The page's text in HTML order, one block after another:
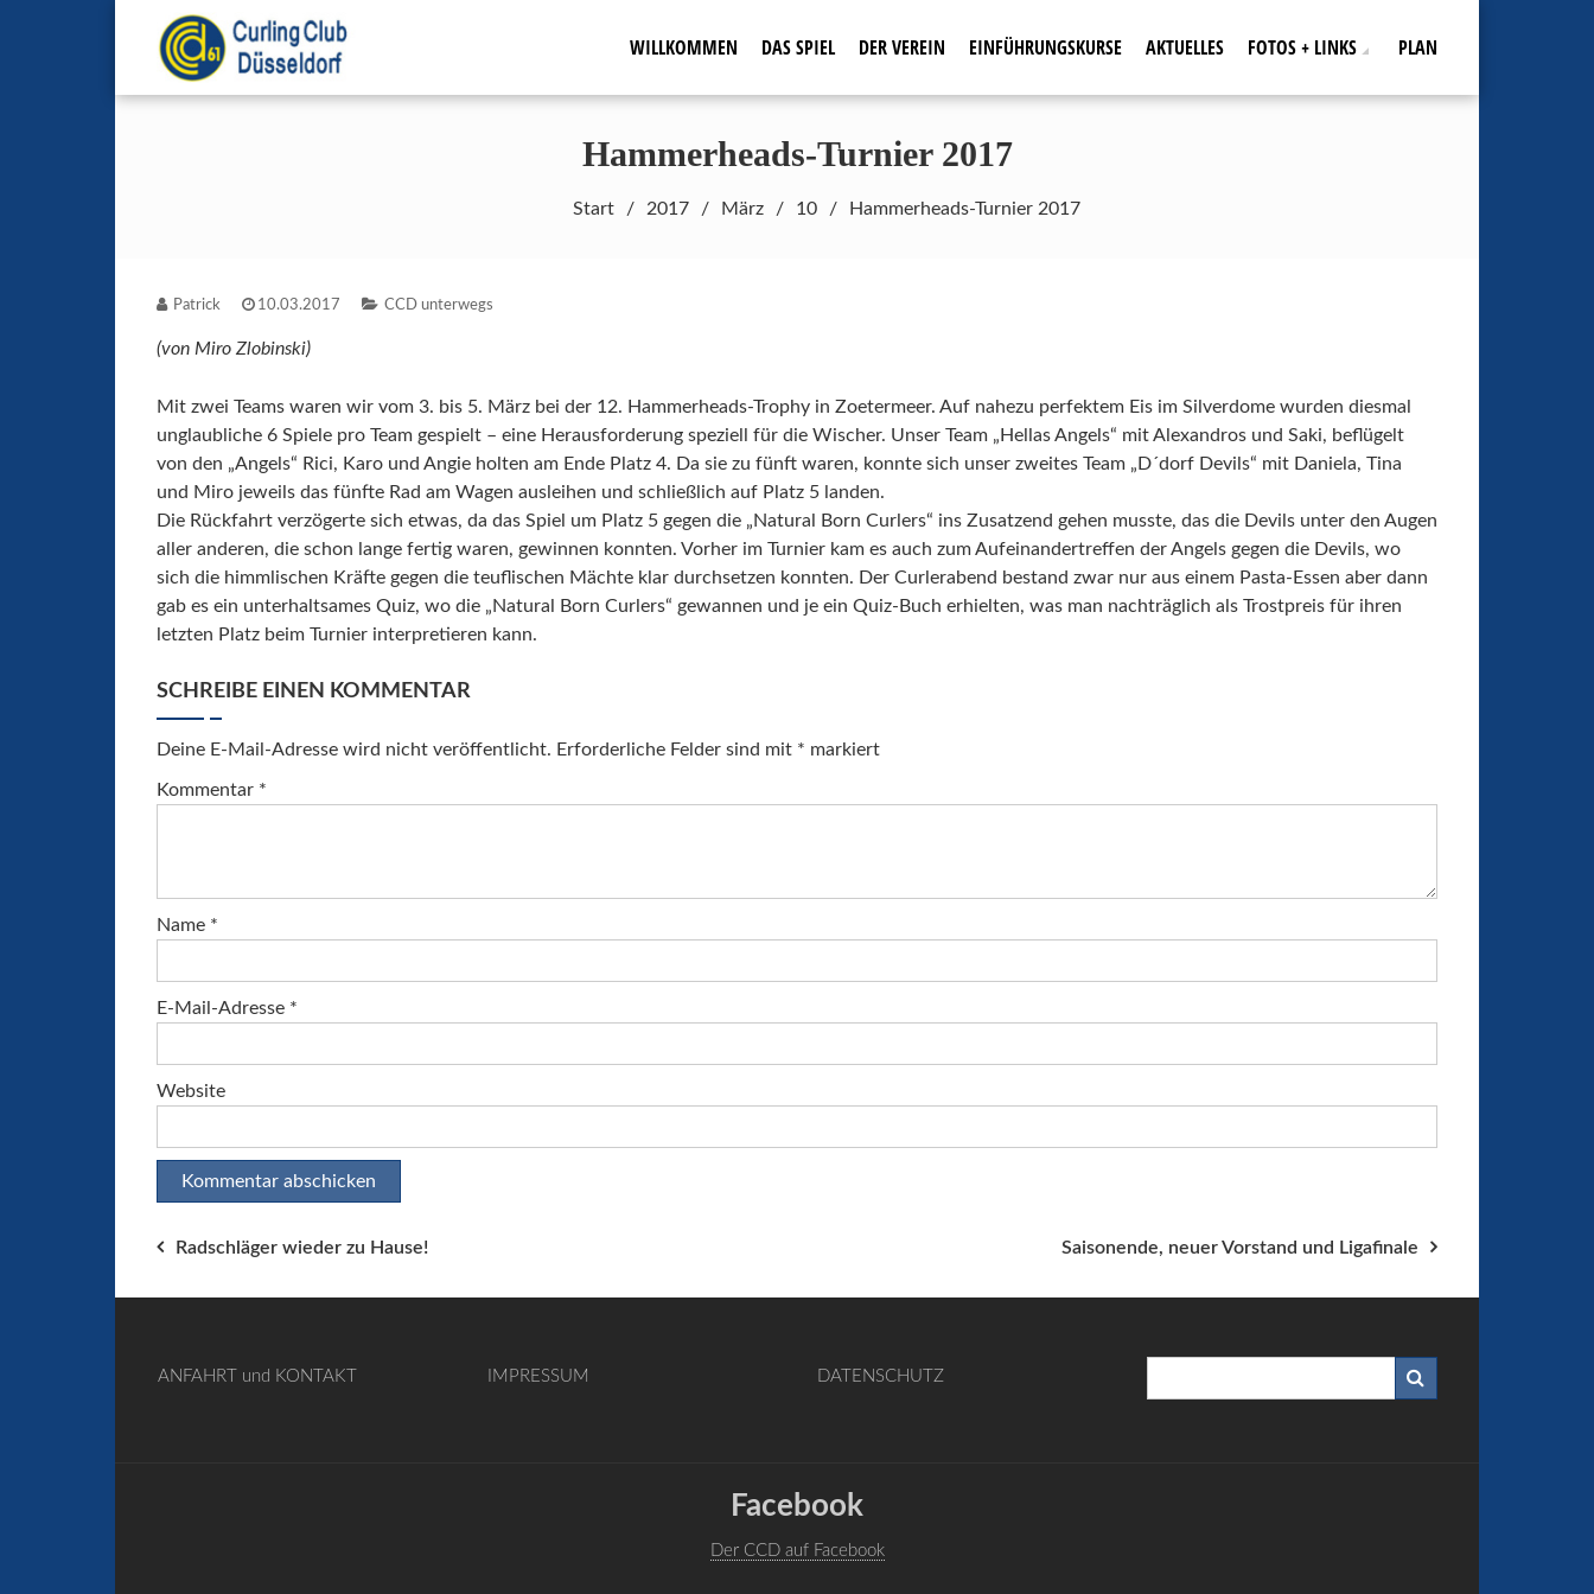
WILLKOMMEN DAS SPIEL DER VEREIN EINFÜHRUNGSKURSE AKTUELLES FOTOS + LINKS PLAN
Hammerheads-Turnier 2017
Start 2017 März 10 Hammerheads-Turnier 2017
Patrick 10.03.2017 CCD unterwegs
(von Miro Zlobinski)
Mit zwei Teams waren wir vom 3. bis 5. März bei der 12. Hammerheads-Trophy in Zoetermeer. Auf nahezu perfektem Eis im Silverdome wurden diesmal
unglaubliche 6 Spiele pro Team gespielt – eine Herausforderung speziell für die Wischer. Unser Team „Hellas Angels“ mit Alexandros und Saki, beflügelt
von den „Angels“ Rici, Karo und Angie holten am Ende Platz 4. Da sie zu fünft waren, konnte sich unser zweites Team „D´dorf Devils“ mit Daniela, Tina
und Miro jeweils das fünfte Rad am Wagen ausleihen und schließlich auf Platz 5 landen.
Die Rückfahrt verzögerte sich etwas, da das Spiel um Platz 5 gegen die „Natural Born Curlers“ ins Zusatzend gehen musste, das die Devils unter den Augen
aller anderen, die schon lange fertig waren, gewinnen konnten. Vorher im Turnier kam es auch zum Aufeinandertreffen der Angels gegen die Devils, wo
sich die himmlischen Kräfte gegen die teuflischen Mächte klar durchsetzen konnten. Der Curlerabend bestand zwar nur aus einem Pasta-Essen aber dann
gab es ein unterhaltsames Quiz, wo die „Natural Born Curlers“ gewannen und je ein Quiz-Buch erhielten, was man nachträglich als Trostpreis für ihren
letzten Platz beim Turnier interpretieren kann.
SCHREIBE EINEN KOMMENTAR
Deine E-Mail-Adresse wird nicht veröffentlicht. Erforderliche Felder sind mit * markiert
Kommentar *
Name *
E-Mail-Adresse *
Website
Beitragsnavigation
Radschläger wieder zu Hause! Saisonende, neuer Vorstand und Ligafinale
ANFAHRT und KONTAKT IMPRESSUM DATENSCHUTZ
Facebook
Der CCD auf Facebook